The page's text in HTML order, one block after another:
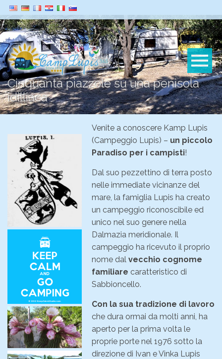
Cinquanta piazzole su una penisola
idilliaca
Venite a conoscere Kamp Lupis
(Campeggio Lupis) – un piccolo
Paradiso per i campisti!
Dal suo pezzettino di terra posto
nelle immediate vicinanze del
mare, la famiglia Lupis ha creato
un campeggio riconoscibile ed
unico nel suo genere nella
Dalmazia meridionale. Il
campeggio ha ricevuto il proprio
nome dal vecchio cognome
familiare caratteristico di
Sabbioncello.
Con la sua tradizione di lavoro
che dura ormai da molti anni, ha
aperto per la prima volta le
proprie porte nel 1976 sotto la
direzione di Ivan e Vinka Lupis